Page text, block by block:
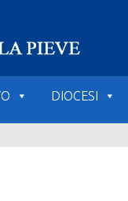
DIOCESI